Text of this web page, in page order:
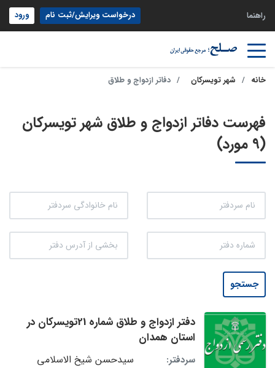
راهنما درخواست ویرایش/ثبت نام ورود
خانه شهر تویسرکان دفاتر ازدواج و طلاق
فهرست دفاتر ازدواج و طلاق شهر تویسرکان
(9 مورد)
جستجو
دفتر ازدواج و طلاق شماره 21تویسرکان در
استان همدان
سردفتر: سیدحسن شیخ الاسلامی